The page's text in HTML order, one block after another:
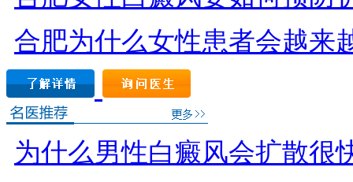
合肥为什么女性患者会越来
为什么男性白癜风会扩散很